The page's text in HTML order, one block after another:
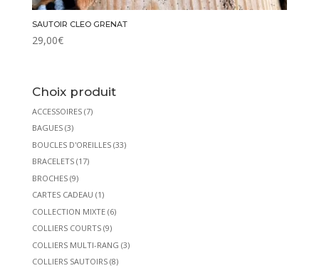
SAUTOIR CLEO GRENAT
29,00€
Choix produit
ACCESSOIRES (7)
BAGUES (3)
BOUCLES D'OREILLES (33)
BRACELETS (17)
BROCHES (9)
CARTES CADEAU (1)
COLLECTION MIXTE (6)
COLLIERS COURTS (9)
COLLIERS MULTI-RANG (3)
COLLIERS SAUTOIRS (8)